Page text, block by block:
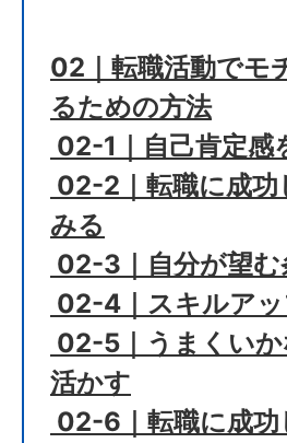
02｜転職活動でモ
るための方法
02-1｜自己肯定感
02-2｜転職に成功
みる
02-3｜自分が望む
02-4｜スキルア
02-5｜うまくい
活かす
02-6｜転職に成功